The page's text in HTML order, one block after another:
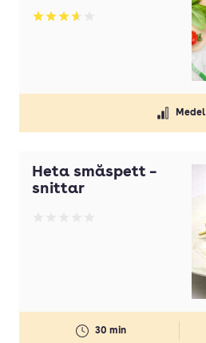
Betyg: 3.67 av 5
Medel
Heta småspett –
snittar
30 min